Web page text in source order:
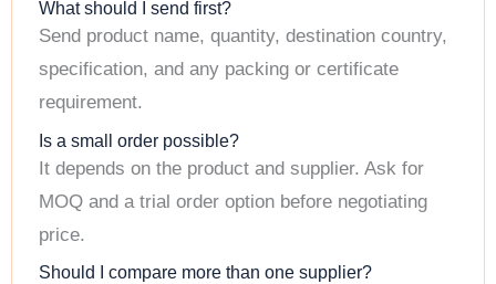
What should I send first?
Send product name, quantity, destination country,
specification, and any packing or certificate
requirement.
Is a small order possible?
It depends on the product and supplier. Ask for
MOQ and a trial order option before negotiating
price.
Should I compare more than one supplier?